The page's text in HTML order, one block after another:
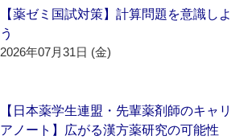
【薬ゼミ国試対策】計算問題を意識しよ
う
2026年07月31日 (金)
【日本薬学生連盟・先輩薬剤師のキャリ
アノート】広がる漢方薬研究の可能性